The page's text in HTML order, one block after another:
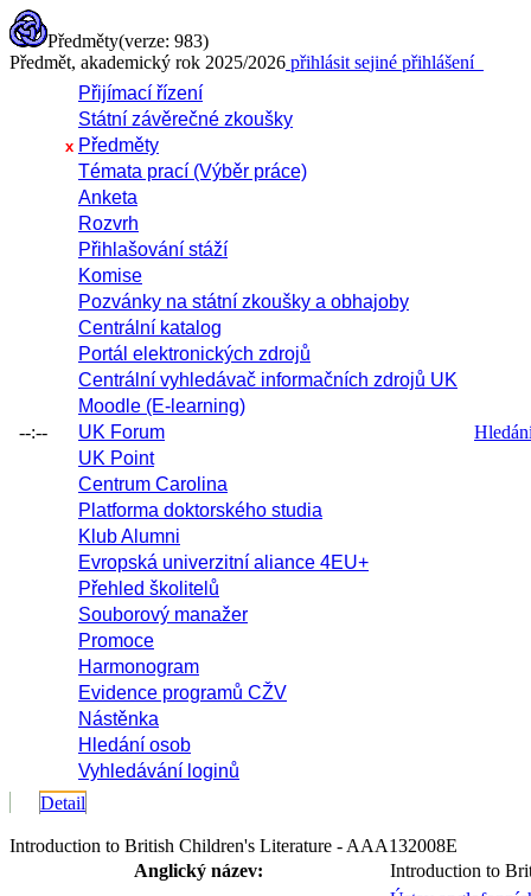
Předměty(verze: 983)
Předmět, akademický rok 2025/2026 přihlásit sejiné přihlášení
--:--
Přijímací řízení
Státní závěrečné zkoušky
x Předměty
Témata prací (Výběr práce)
Anketa
Rozvrh
Přihlašování stáží
Komise
Pozvánky na státní zkoušky a obhajoby
Centrální katalog
Portál elektronických zdrojů
Centrální vyhledávač informačních zdrojů UK
Moodle (E-learning)
UK Forum
UK Point
Centrum Carolina
Platforma doktorského studia
Klub Alumni
Evropská univerzitní aliance 4EU+
Přehled školitelů
Souborový manažer
Promoce
Harmonogram
Evidence programů CŽV
Nástěnka
Hledání osob
Vyhledávání loginů
Detail
Introduction to British Children's Literature - AAA132008E
Anglický název:
Introduction to